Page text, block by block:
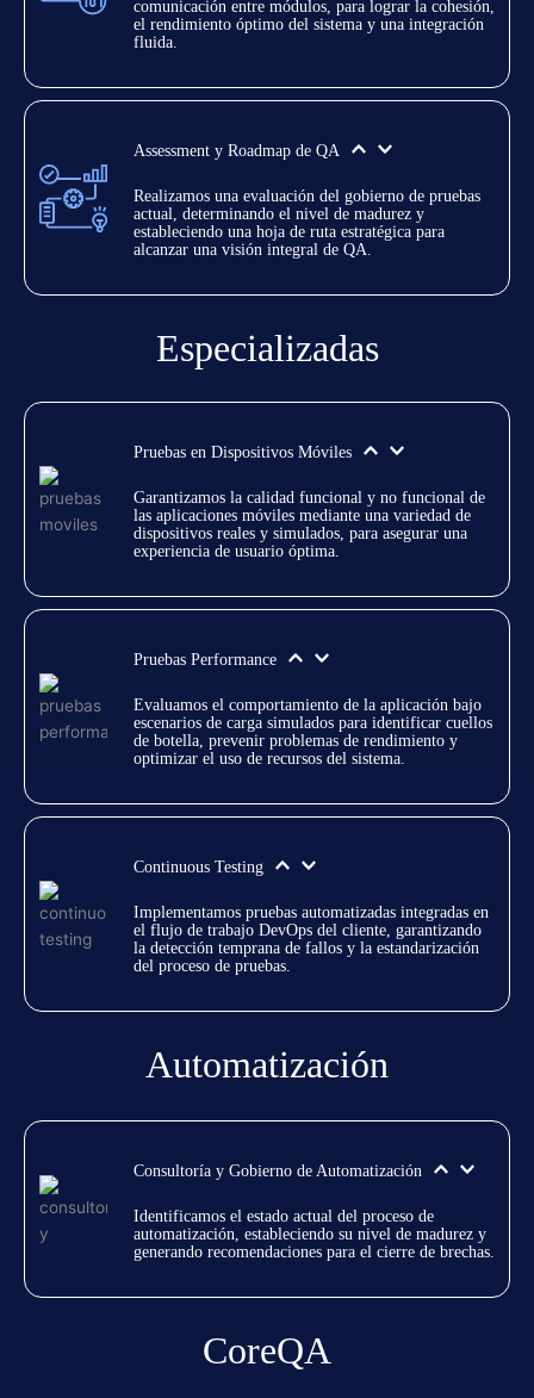
comunicación entre módulos, para lograr la cohesión,
el rendimiento óptimo del sistema y una integración
fluida.
Assessment y Roadmap de QA
Realizamos una evaluación del gobierno de pruebas
actual, determinando el nivel de madurez y
estableciendo una hoja de ruta estratégica para
alcanzar una visión integral de QA.
Especializadas
Pruebas en Dispositivos Móviles
Garantizamos la calidad funcional y no funcional de
las aplicaciones móviles mediante una variedad de
dispositivos reales y simulados, para asegurar una
experiencia de usuario óptima.
Pruebas Performance
Evaluamos el comportamiento de la aplicación bajo
escenarios de carga simulados para identificar cuellos
de botella, prevenir problemas de rendimiento y
optimizar el uso de recursos del sistema.
Continuous Testing
Implementamos pruebas automatizadas integradas en
el flujo de trabajo DevOps del cliente, garantizando
la detección temprana de fallos y la estandarización
del proceso de pruebas.
Automatización
Consultoría y Gobierno de Automatización
Identificamos el estado actual del proceso de
automatización, estableciendo su nivel de madurez y
generando recomendaciones para el cierre de brechas.
CoreQA